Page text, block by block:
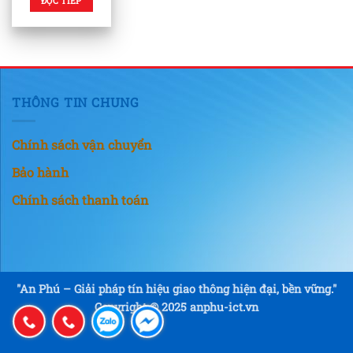
THÔNG TIN CHUNG
Chính sách vận chuyển
Bảo hành
Chính sách thanh toán
"An Phú – Giải pháp tín hiệu giao thông hiện đại, bền vững."
Copyright © 2025 anphu-ict.vn